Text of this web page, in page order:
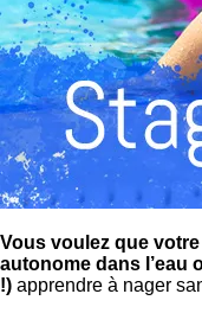
Vous voulez que
autonome dans l’eau
!) apprendre à nager